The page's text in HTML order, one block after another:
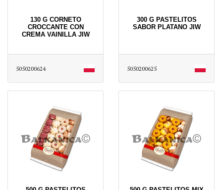
130 G CORNETO
CROCCANTE CON
CREMA VAINILLA JIW
5050200624
300 G PASTELITOS
SABOR PLATANO JIW
5050200625